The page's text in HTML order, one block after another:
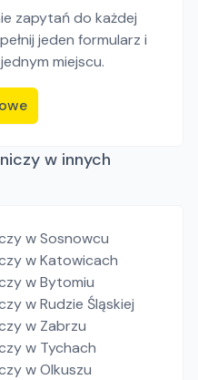
zapytań do każdej
jeden formularz i
miejscu.
w innych
w Sosnowcu
w Katowicach
w Bytomiu
w Rudzie Śląskiej
w Zabrzu
w Tychach
w Olkuszu